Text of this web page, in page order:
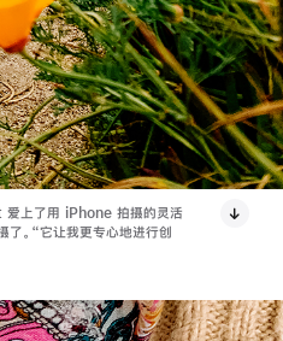
爱上了用 iPhone 拍摄的灵活
了。“它让我更专心地进行创